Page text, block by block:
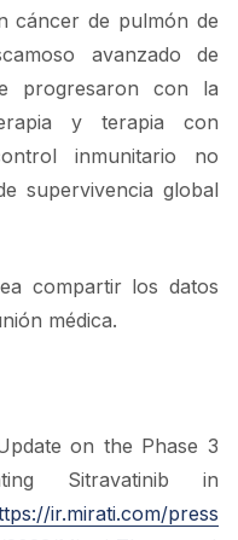
cáncer de pulmón de
avanzado de
progresaron con la
y terapia con
inmunitario no
supervivencia global
compartir los datos
médica.
on the Phase 3
Sitravatinib in
ir.mirati.com/press